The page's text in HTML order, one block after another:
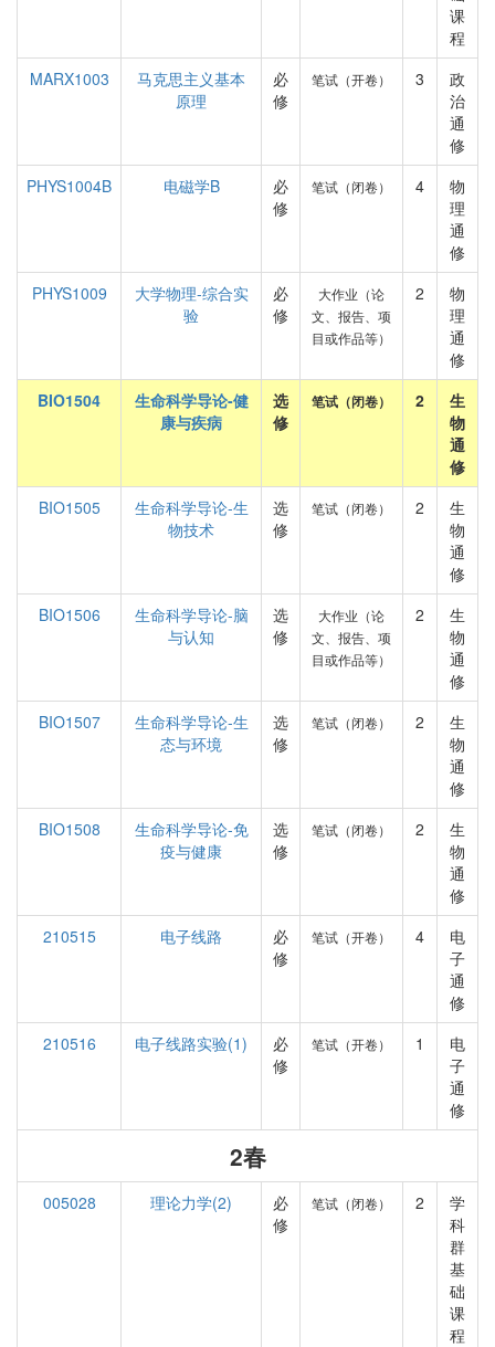
课
程
MARX1003
马克思主义基本
原理
必
修
笔试（开卷） 3
政
治
通
修
PHYS1004B
电磁学B
必
修
笔试（闭卷） 4
物
理
通
修
PHYS1009
大学物理-综合实
验
必
修
大作业（论
文、报告、项
目或作品等）
2
物
理
通
修
BIO1504
生命科学导论-健
康与疾病
选
修
笔试（闭卷） 2
生
物
通
修
BIO1505
生命科学导论-生
物技术
选
修
笔试（闭卷） 2
生
物
通
修
BIO1506
生命科学导论-脑
与认知
选
修
大作业（论
文、报告、项
目或作品等）
2
生
物
通
修
BIO1507
生命科学导论-生
态与环境
选
修
笔试（闭卷） 2
生
物
通
修
BIO1508
生命科学导论-免
疫与健康
选
修
笔试（闭卷） 2
生
物
通
修
210515
电子线路
必
修
笔试（开卷） 4
电
子
通
修
210516
电子线路实验(1)
必
修
笔试（开卷） 1
电
子
通
修
2春
005028 理论力学(2)
必
修
笔试（闭卷） 2
学
科
群
基
础
课
程